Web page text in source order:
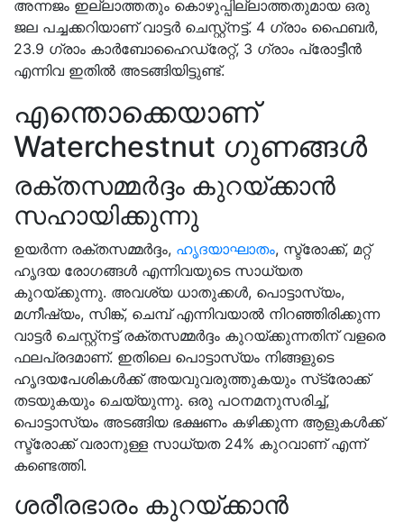
അന്നജം ഇല്ലാത്തതും കൊഴുപ്പില്ലാത്തതുമായ ഒരു
ജല പച്ചക്കറിയാണ് വാട്ടർ ചെസ്റ്റ്നട്ട്. 4 ഗ്രാം ഫൈബർ,
23.9 ഗ്രാം കാർബോഹൈഡ്രേറ്റ്, 3 ഗ്രാം പ്രോട്ടീൻ
എന്നിവ ഇതിൽ അടങ്ങിയിട്ടുണ്ട്.
എന്തൊക്കെയാണ്
Waterchestnut ഗുണങ്ങൾ
രക്തസമ്മർദ്ദം കുറയ്ക്കാൻ
സഹായിക്കുന്നു
ഉയർന്ന രക്തസമ്മർദ്ദം, ഹൃദയാഘാതം, സ്ട്രോക്ക്, മറ്റ്
ഹൃദയ രോഗങ്ങൾ എന്നിവയുടെ സാധ്യത
കുറയ്ക്കുന്നു. അവശ്യ ധാതുക്കൾ, പൊട്ടാസ്യം,
മഗ്നീഷ്യം, സിങ്ക്, ചെമ്പ് എന്നിവയാൽ നിറഞ്ഞിരിക്കുന്ന
വാട്ടർ ചെസ്റ്റ്നട്ട് രക്തസമ്മർദ്ദം കുറയ്ക്കുന്നതിന് വളരെ
ഫലപ്രദമാണ്. ഇതിലെ പൊട്ടാസ്യം നിങ്ങളുടെ
ഹൃദയപേശികൾക്ക് അയവുവരുത്തുകയും സ്‌ട്രോക്ക്
തടയുകയും ചെയ്യുന്നു. ഒരു പഠനമനുസരിച്ച്,
പൊട്ടാസ്യം അടങ്ങിയ ഭക്ഷണം കഴിക്കുന്ന ആളുകൾക്ക്
സ്ട്രോക്ക് വരാനുള്ള സാധ്യത 24% കുറവാണ് എന്ന്
കണ്ടെത്തി.
ശരീരഭാരം കുറയ്ക്കാൻ